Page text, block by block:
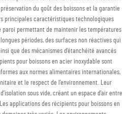
du goût des boissons et la garantie
principales caractéristiques technologiques
permettant de maintenir les températures
périodes, des surfaces non réactives qui
que des mécanismes d’étanchéité avancés
pour boissons en acier inoxydable sont
aux normes alimentaires internationales,
et le respect de l’environnement. Leur
sous vide, créant un espace d’air entre
applications des récipients pour boissons en